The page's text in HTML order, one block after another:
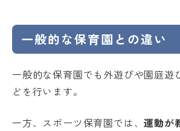
一般的な保育園との違い
一般的な保育園でも外遊びや園庭遊
どを行います。
一方、スポーツ保育園では、運動が